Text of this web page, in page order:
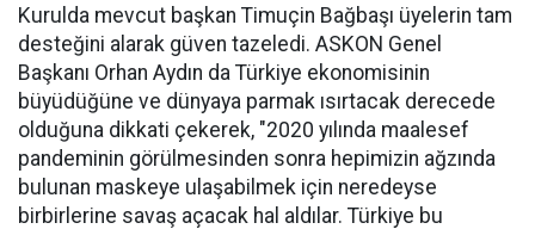
Kurulda mevcut başkan Timuçin Bağbaşı üyelerin tam
desteğini alarak güven tazeledi. ASKON Genel
Başkanı Orhan Aydın da Türkiye ekonomisinin
büyüdüğüne ve dünyaya parmak ısırtacak derecede
olduğuna dikkati çekerek, "2020 yılında maalesef
pandeminin görülmesinden sonra hepimizin ağzında
bulunan maskeye ulaşabilmek için neredeyse
birbirlerine savaş açacak hal aldılar. Türkiye bu